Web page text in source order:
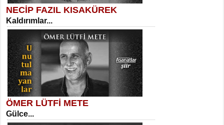
SELAHATTİN YILDIZ
İnsanın Zindanı...
MEHMET TAŞTAN
Sibel Orhan
İki Kırık Boşluk...
NECİP FAZIL KISAKÜREK
Kaldırımlar...
ÖMER LÜTFİ METE
Gülce...